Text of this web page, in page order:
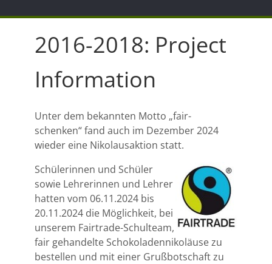
2016-2018: Project
Information
Unter dem bekannten Motto „fair-
schenken“ fand auch im Dezember 2024
wieder eine Nikolausaktion statt.
Schülerinnen und Schüler
sowie Lehrerinnen und Lehrer
hatten vom 06.11.2024 bis
20.11.2024 die Möglichkeit, bei
unserem Fairtrade-Schulteam,
fair gehandelte Schokoladennikoläuse zu
bestellen und mit einer Grußbotschaft zu